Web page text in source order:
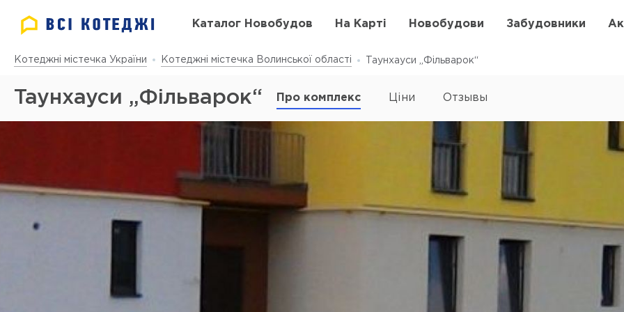
Каталог Новобудов На Карті Новобудови Забудовники
Котеджні містечка України Котеджні містечка Волинської області Таунхауси „Фільварок“
Таунхауси „Фільварок“ Про комплекс Ціни Отзывы